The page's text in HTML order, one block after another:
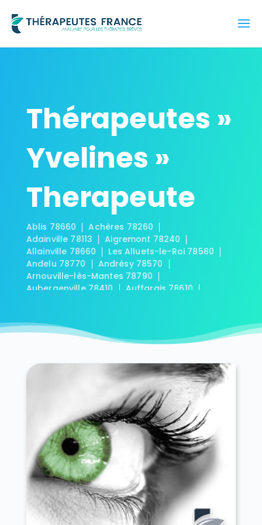
Thérapeutes »
Yvelines »
Therapeute
Ablis 78660
Achères 78260
Adainville 78113
Aigremont 78240
Allainville 78660
Les Alluets-le-Roi 78580
Andelu 78770
Andrésy 78570
Arnouville-lès-Mantes 78790
Aubergenville 78410
Auffargis 78610
Autouillet 78770
Bazainville 78550
Bazemont 78580
Béhoust 78910
Bennecourt 78270
Beynes 78650
Blaru 78270
Boinville-en-Mantois 78930
Boinville-le-Gaillard 78660
Boinvilliers 78200
Bois-d'Arcy 78390
Boissets 78910
La Boissière-École 78125
Boissy-Mauvoisin 78200
Boissy-sans-Avoir 78490
Bonnelles 78830
Bonnières-sur-Seine 78270
Bouafle 78410
Bougival 78380
Bourdonné 78113
Breuil-Bois-Robert 78930
Bréval 78980
Les Bréviaires 78610
Brueil-en-Vexin 78440
Buc 78530
Buchelay 78200
Bullion 78830
Carrières-sous-Poissy 78955